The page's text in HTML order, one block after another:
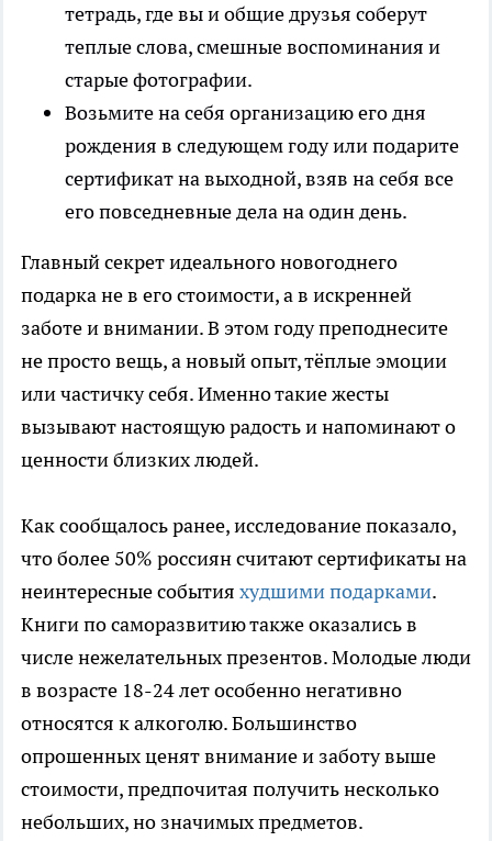
тетрадь, где вы и общие друзья соберут
теплые слова, смешные воспоминания и
старые фотографии.
Возьмите на себя организацию его дня
рождения в следующем году или подарите
сертификат на выходной, взяв на себя все
его повседневные дела на один день.
Главный секрет идеального новогоднего
подарка не в его стоимости, а в искренней
заботе и внимании. В этом году преподнесите
не просто вещь, а новый опыт, тёплые эмоции
или частичку себя. Именно такие жесты
вызывают настоящую радость и напоминают о
ценности близких людей.
Как сообщалось ранее, исследование показало,
что более 50% россиян считают сертификаты на
неинтересные события худшими подарками.
Книги по саморазвитию также оказались в
числе нежелательных презентов. Молодые люди
в возрасте 18-24 лет особенно негативно
относятся к алкоголю. Большинство
опрошенных ценят внимание и заботу выше
стоимости, предпочитая получить несколько
небольших, но значимых предметов.